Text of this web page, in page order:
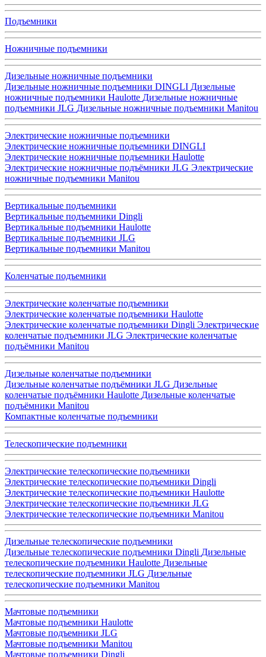
Подъемники
Ножничные подъемники
Дизельные ножничные подъемники
Дизельные ножничные подъемники DINGLI Дизельные
ножничные подъемники Haulotte Дизельные ножничные
подъемники JLG Дизельные ножничные подъемники Manitou
Электрические ножничные подъемники
Электрические ножничные подъемники DINGLI
Электрические ножничные подъемники Haulotte
Электрические ножничные подъёмники JLG Электрические
ножничные подъемники Manitou
Вертикальные подъемники
Вертикальные подъемники Dingli
Вертикальные подъемники Haulotte
Вертикальные подъемники JLG
Вертикальные подъемники Manitou
Коленчатые подъемники
Электрические коленчатые подъемники
Электрические коленчатые подъемники Haulotte
Электрические коленчатые подъемники Dingli Электрические
коленчатые подъемники JLG Электрические коленчатые
подъёмники Manitou
Дизельные коленчатые подъемники
Дизельные коленчатые подъёмники JLG Дизельные
коленчатые подъёмники Haulotte Дизельные коленчатые
подъёмники Manitou
Компактные коленчатые подъемники
Телескопические подъемники
Электрические телескопические подъемники
Электрические телескопические подъемники Dingli
Электрические телескопические подъемники Haulotte
Электрические телескопические подъемники JLG
Электрические телескопические подъемники Manitou
Дизельные телескопические подъемники
Дизельные телескопические подъемники Dingli Дизельные
телескопические подъемники Haulotte Дизельные
телескопические подъемники JLG Дизельные
телескопические подъемники Manitou
Мачтовые подъемники
Мачтовые подъемники Haulotte
Мачтовые подъемники JLG
Мачтовые подъемники Manitou
Мачтовые подъемники Dingli